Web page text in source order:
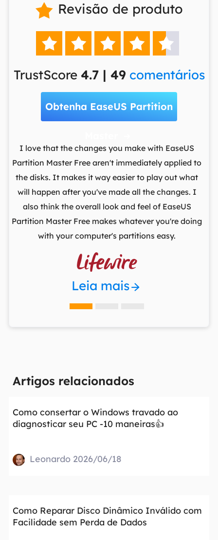
 Revisão de produto
    
TrustScore 4.7 | 49 comentários
Obtenha EaseUS Partition
I love that the changes you make with EaseUS
Partition Master Free aren't immediately applied to
the disks. It makes it way easier to play out what
will happen after you've made all the changes. I
also think the overall look and feel of EaseUS
Partition Master Free makes whatever you're doing
with your computer's partitions easy.

Leia mais
Artigos relacionados
Como consertar o Windows travado ao
diagnosticar seu PC -10 maneiras👍
Leonardo 2026/06/18
Como Reparar Disco Dinâmico Inválido com
Facilidade sem Perda de Dados